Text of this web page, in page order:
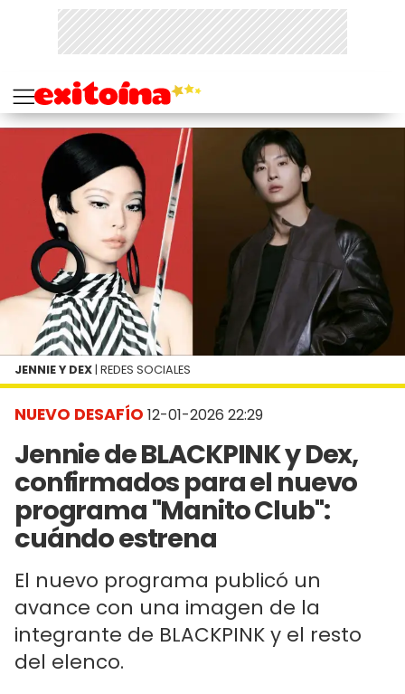
NUEVO DESAFÍO 12-01-2026 22:29
Jennie de BLACKPINK y Dex,
confirmados para el nuevo
programa "Manito Club":
cuándo estrena
El nuevo programa publicó un
avance con una imagen de la
integrante de BLACKPINK y el resto
del elenco.
JENNIE Y DEX | REDES SOCIALES